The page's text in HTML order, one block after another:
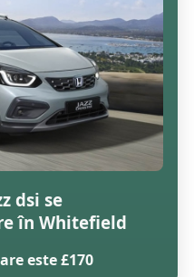
dsi se
în Whitefield
este £170